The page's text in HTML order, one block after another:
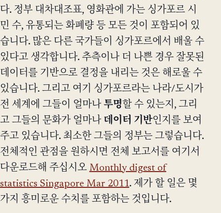
다. 정부 대차대조표, 영화관에 가는 싱가포르 시
민 수, 유통되는 화폐량 등 모든 것이 포함되어 있
습니다. 많은 다른 국가들이 싱가포르에서 배울 수
있다고 생각합니다. 추측이나 더 나쁜 경우 잘못된
데이터를 기반으로 결정을 내리는 것은 해로울 수
있습니다. 그리고 여기 싱가포르라는 나라/도시가
전 세계에 그들이 얼마나 투명 할 수 있는지, 그리
고 그들의 문화가 얼마나 데이터 기반인지를 보여
주고 있습니다. 최소한 그들의 정부는 그렇습니다.
전체적인 관점을 원하시면 전체 보고서를 여기서
다운로드해 주십시오 Monthly digest of
statistics Singapore Mar 2011. 제가 할 일은 몇
가지 흥미로운 수치를 포함하는 것입니다.